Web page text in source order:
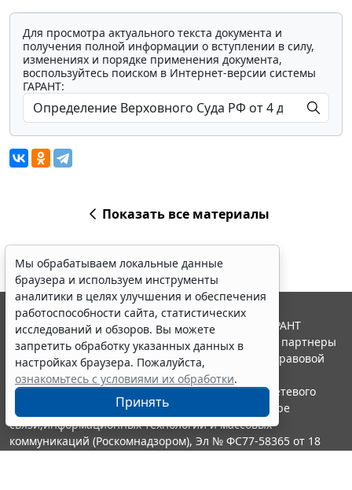
Для просмотра актуального текста документа и
получения полной информации о вступлении в силу,
изменениях и порядке применения документа,
воспользуйтесь поиском в Интернет-версии системы
ГАРАНТ:
Показать все материалы
Мы обрабатываем локальные данные
браузера и используем инструменты
аналитики в целях улучшения и обеспечения
работоспособности сайта, статистических
исследований и обзоров. Вы можете
запретить обработку указанных данных в
настройках браузера. Пожалуйста,
ознакомьтесь с условиями их обработки.
Принять
© ООО "НПП "ГАРАНТ-СЕРВИС", 2026. Система ГАРАНТ
выпускается с 1990 года. Компания "Гарант" и ее партнеры
являются участниками Российской ассоциации правовой
информации ГАРАНТ.
Портал ГАРАНТ.РУ зарегистрирован в качестве сетевого
издания Федеральной службой по надзору в сфере
связи,информационных технологий и массовых
коммуникаций (Роскомнадзором), Эл № ФС77-58365 от 18